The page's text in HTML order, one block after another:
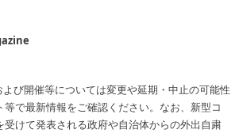
び開催等については変更や延期・中止の可能性
で最新情報をご確認ください。なお、新型コ
受けて発表される政府や自治体からの外出自粛